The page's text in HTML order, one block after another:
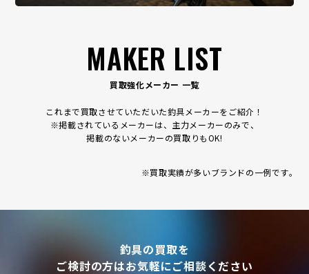
MAKER LIST
買取強化メーカー 一覧
これまで買取させていただいた釣具メーカーをご紹介！
※掲載されているメーカーは、主力メーカーのみで、
掲載のないメーカーの買取りもOK!
※買取実績が多いブランドの一例です｡
釣具の買取を
ご検討の方はお気軽にご相談ください